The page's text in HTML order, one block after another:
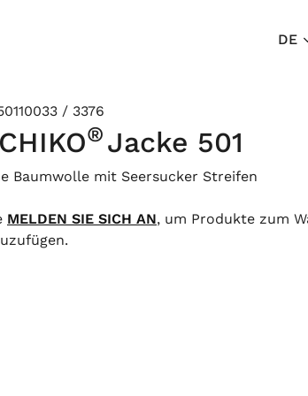
DE
/ 3376
® Jacke 501
Baumwolle mit Seersucker Streifen
MELDEN SIE SICH AN, um Produkte zum